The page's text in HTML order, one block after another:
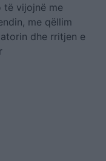
të vijojnë me
me qëllim
dhe rritjen e